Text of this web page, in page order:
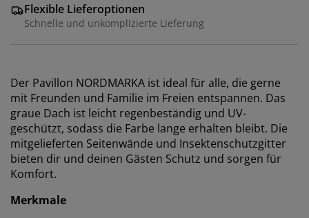
Flexible Lieferoptionen
Schnelle und unkomplizierte Lieferung
Der Pavillon NORDMARKA ist ideal für alle, die gerne
mit Freunden und Familie im Freien entspannen. Das
graue Dach ist leicht regenbeständig und UV-
geschützt, sodass die Farbe lange erhalten bleibt. Die
mitgelieferten Seitenwände und Insektenschutzgitter
bieten dir und deinen Gästen Schutz und sorgen für
Komfort.
Merkmale